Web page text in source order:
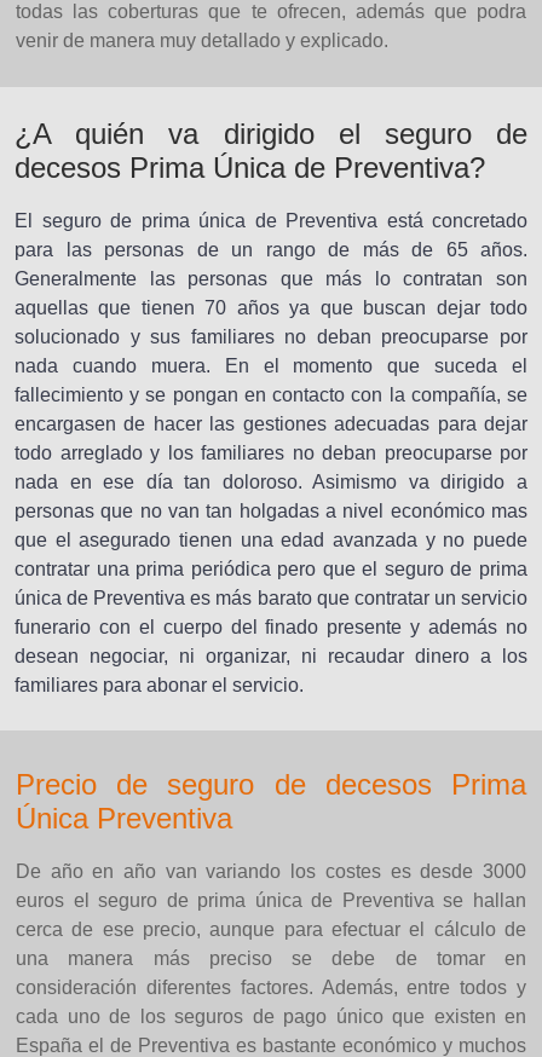
todas las coberturas que te ofrecen, además que podra
venir de manera muy detallado y explicado.
¿A quién va dirigido el seguro de
decesos Prima Única de Preventiva?
El seguro de prima única de Preventiva está concretado
para las personas de un rango de más de 65 años.
Generalmente las personas que más lo contratan son
aquellas que tienen 70 años ya que buscan dejar todo
solucionado y sus familiares no deban preocuparse por
nada cuando muera. En el momento que suceda el
fallecimiento y se pongan en contacto con la compañía, se
encargasen de hacer las gestiones adecuadas para dejar
todo arreglado y los familiares no deban preocuparse por
nada en ese día tan doloroso. Asimismo va dirigido a
personas que no van tan holgadas a nivel económico mas
que el asegurado tienen una edad avanzada y no puede
contratar una prima periódica pero que el seguro de prima
única de Preventiva es más barato que contratar un servicio
funerario con el cuerpo del finado presente y además no
desean negociar, ni organizar, ni recaudar dinero a los
familiares para abonar el servicio.
Precio de seguro de decesos Prima
Única Preventiva
De año en año van variando los costes es desde 3000
euros el seguro de prima única de Preventiva se hallan
cerca de ese precio, aunque para efectuar el cálculo de
una manera más preciso se debe de tomar en
consideración diferentes factores. Además, entre todos y
cada uno de los seguros de pago único que existen en
España el de Preventiva es bastante económico y muchos